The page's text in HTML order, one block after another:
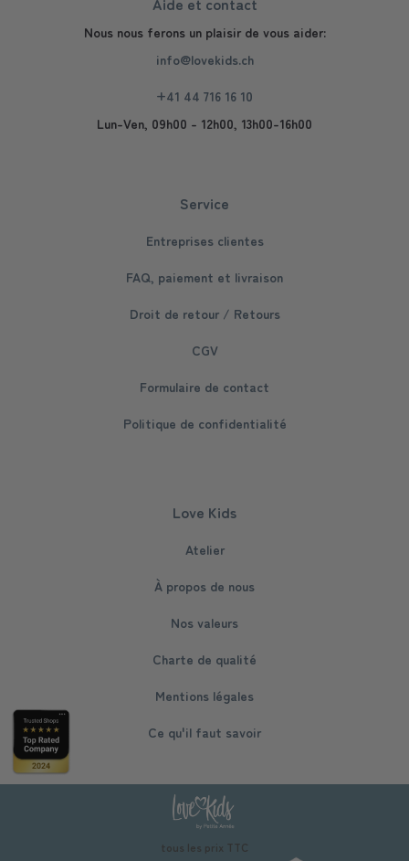
Nous nous ferons un plaisir de vous aider:
info@lovekids.ch
+41 44 716 16 10
Lun-Ven, 09h00 - 12h00, 13h00-16h00
Service
Entreprises clientes
FAQ, paiement et livraison
Droit de retour / Retours
CGV
Formulaire de contact
Politique de confidentialité
Love Kids
Atelier
À propos de nous
Nos valeurs
Charte de qualité
Mentions légales
Ce qu'il faut savoir
tous les prix TTC